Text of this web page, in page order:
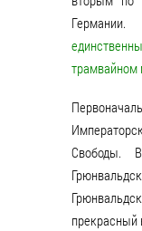
Германии.
прекрасный